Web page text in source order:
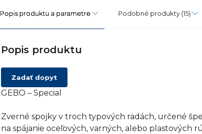
Popis produktu a parametre Podobné produkty (15)
Popis produktu
Zadať dopyt
GEBO – Special
Zverné spojky v troch typových radách, určené
na spájanie oceľových, varných, alebo plastových